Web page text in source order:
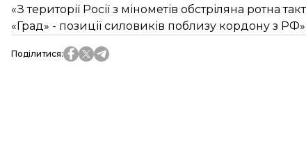
«З території Росії з мінометів обстріляна ротна
«Град» - позиції силовиків поблизу кордону з
Поділитися: